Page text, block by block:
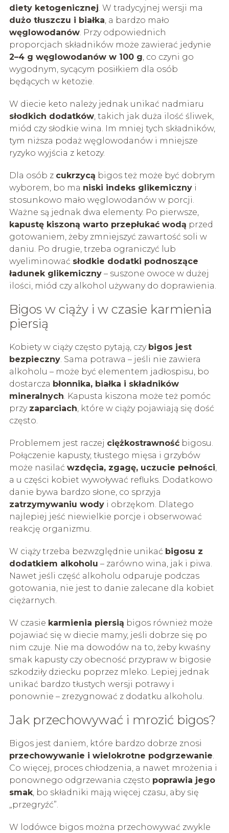
diety ketogenicznej. W tradycyjnej wersji ma
dużo tłuszczu i białka, a bardzo mało
węglowodanów. Przy odpowiednich
proporcjach składników może zawierać jedynie
2–4 g węglowodanów w 100 g, co czyni go
wygodnym, sycącym posiłkiem dla osób
będących w ketozie.
W diecie keto należy jednak unikać nadmiaru
słodkich dodatków, takich jak duża ilość śliwek,
miód czy słodkie wina. Im mniej tych składników,
tym niższa podaż węglowodanów i mniejsze
ryzyko wyjścia z ketozy.
Dla osób z cukrzycą bigos też może być dobrym
wyborem, bo ma niski indeks glikemicznyi
stosunkowo mało węglowodanów w porcji.
Ważne są jednak dwa elementy. Po pierwsze,
kapustę kiszoną warto przepłukać wodą przed
gotowaniem, żeby zmniejszyć zawartość soli w
daniu. Po drugie, trzeba ograniczyć lub
wyeliminować słodkie dodatki podnoszące
ładunek glikemiczny– suszone owoce w dużej
ilości, miód czy alkohol używany do doprawienia.
Bigos w ciąży i w czasie karmienia
piersią
Kobiety w ciąży często pytają, czy bigos jest
bezpieczny. Sama potrawa – jeśli nie zawiera
alkoholu – może być elementem jadłospisu, bo
dostarcza błonnika, białka i składników
mineralnych. Kapusta kiszona może też pomóc
przy zaparciach, które w ciąży pojawiają się dość
często.
Problemem jest raczej ciężkostrawnośćbigosu.
Połączenie kapusty, tłustego mięsa i grzybów
może nasilać wzdęcia, zgagę, uczucie pełności,
a u części kobiet wywoływać refluks. Dodatkowo
danie bywa bardzo słone, co sprzyja
zatrzymywaniu wodyi obrzękom. Dlatego
najlepiej jeść niewielkie porcje i obserwować
reakcję organizmu.
W ciąży trzeba bezwzględnie unikać bigosu z
dodatkiem alkoholu – zarówno wina, jak i piwa.
Nawet jeśli część alkoholu odparuje podczas
gotowania, nie jest to danie zalecane dla kobiet
ciężarnych.
W czasie karmienia piersią bigos również może
pojawiać się w diecie mamy, jeśli dobrze się po
nim czuje. Nie ma dowodów na to, żeby kwaśny
smak kapusty czy obecność przypraw w bigosie
szkodziły dziecku poprzez mleko. Lepiej jednak
unikać bardzo tłustych wersji potrawy i
ponownie – zrezygnować z dodatku alkoholu.
Jak przechowywać i mrozić bigos?
Bigos jest daniem, które bardzo dobrze znosi
przechowywanie i wielokrotne podgrzewanie.
Co więcej, proces chłodzenia, a nawet mrożenia i
ponownego odgrzewania często poprawia jego
smak, bo składniki mają więcej czasu, aby się
„przegryźć”.
W lodówce bigos można przechowywać zwykle